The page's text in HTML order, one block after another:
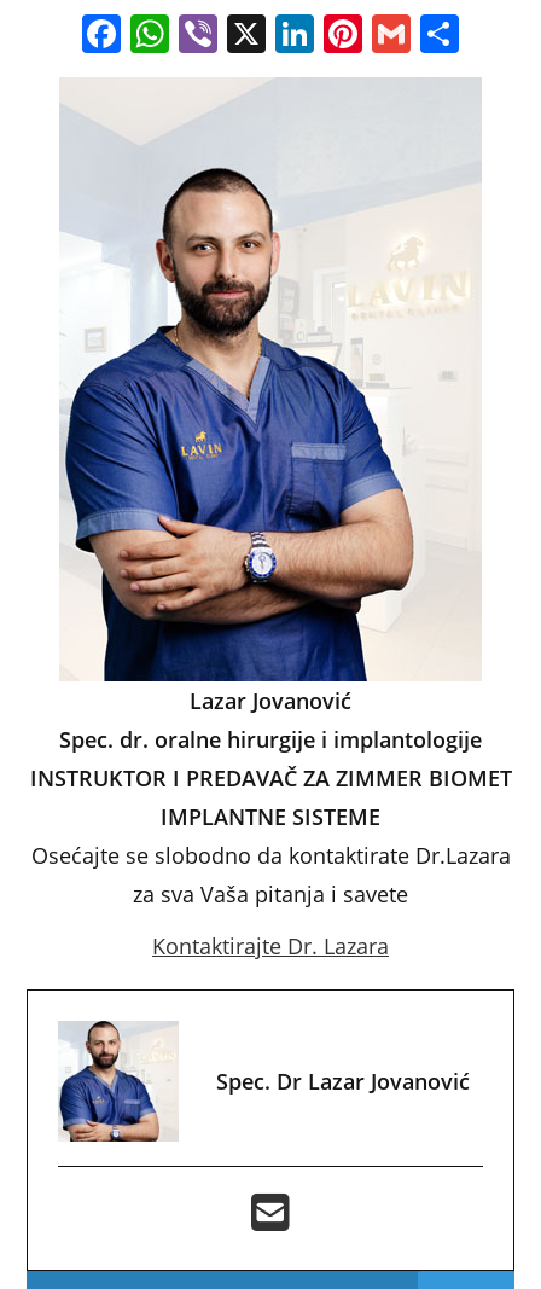
F
a
e
o
W
h
at
A
p
p
Vi
b
er
X Li
n
n
Pi
nt
G
m h
Lazar Jovanović
Spec. dr. oralne hirurgije i implantologije
INSTRUKTOR I PREDAVAČ ZA ZIMMER BIOMET
IMPLANTNE SISTEME
Osećajte se slobodno da kontaktirate Dr.Lazara
za sva Vaša pitanja i savete
Kontaktirajte Dr. Lazara
Spec. Dr Lazar Jovanović